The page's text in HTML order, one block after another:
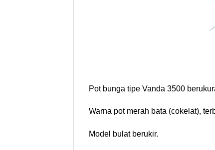
Pot bunga tipe Vanda 3500
Warna pot merah bata (cokelat),
Model bulat berukir.